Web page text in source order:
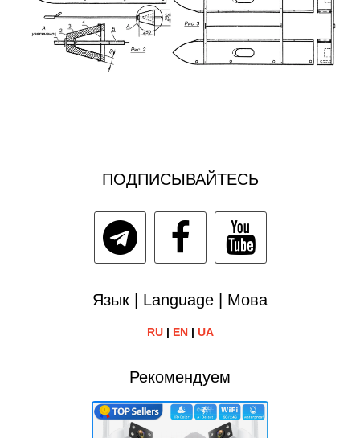
ПОДПИСЫВАЙТЕСЬ
Язык | Language | Мова
RU| EN| UA
Рекомендуем